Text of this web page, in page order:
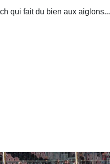
qui fait du bien aux aiglons...